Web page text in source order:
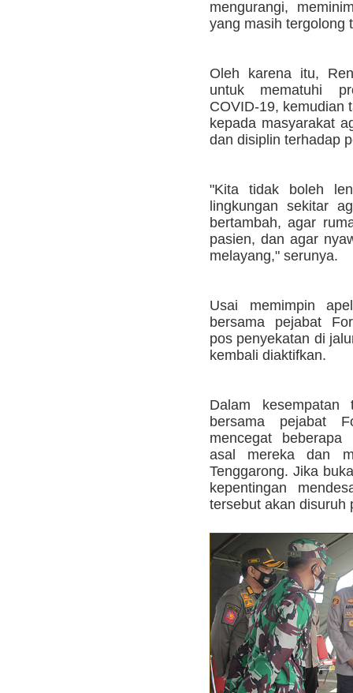
mengurangi,
yang masih tergolong
Oleh karena itu,
untuk mematuhi
COVID-19, kemudian
kepada masyarakat
dan disiplin terhadap
"Kita tidak boleh
lingkungan sekitar
bertambah, agar
pasien, dan agar
melayang," serunya.
Usai memimpin
bersama pejabat
pos penyekatan di
kembali diaktifkan.
Dalam kesempatan
bersama pejabat
mencegat beberapa
asal mereka dan
Tenggarong. Jika
kepentingan
tersebut akan disuruh